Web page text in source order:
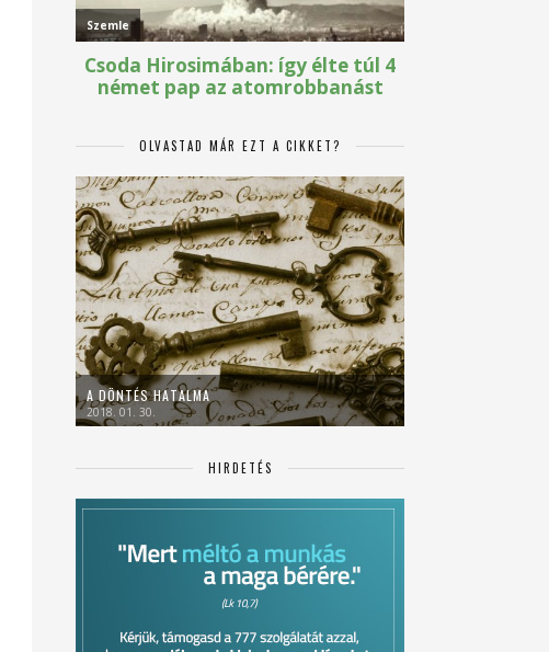
OLVASTAD MÁR EZT A CIKKET?
A DÖNTÉS HATALMA
2018. 01. 30.
HIRDETÉS